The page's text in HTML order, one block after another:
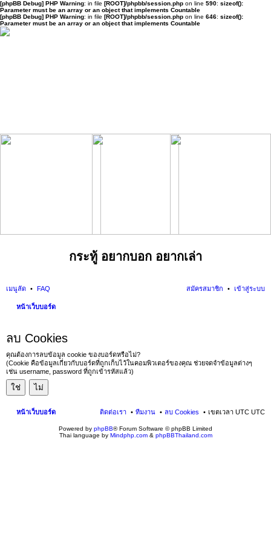
[phpBB Debug] PHP Warning: in file [ROOT]/phpbb/session.php on line 590: sizeof():
Parameter must be an array or an object that implements Countable
[phpBB Debug] PHP Warning: in file [ROOT]/phpbb/session.php on line 646: sizeof():
Parameter must be an array or an object that implements Countable
กระทู้ อยากบอก อยากเล่า
เมนูลัด FAQ เข้าสู่ระบบ
สมัครสมาชิก
หน้าเว็บบอร์ด
ลบ Cookies
คุณต้องการลบข้อมูล cookie ของบอร์ดหรือไม่?
(Cookie คือข้อมูลเกี่ยวกับบอร์ดที่ถูกเก็บไว้ในคอมพิวเตอร์ของคุณ ช่วยจดจำข้อมูลต่างๆ
เช่น username, password ที่ถูกเข้ารหัสแล้ว)
หน้าเว็บบอร์ด เขตเวลา UTC UTC
ลบ Cookies
ทีมงาน
ติดต่อเรา
Powered by phpBB® Forum Software © phpBB Limited
Thai language by Mindphp.com& phpBBThailand.com